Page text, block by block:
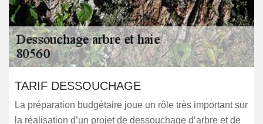
TARIF DESSOUCHAGE
La préparation budgétaire joue un rôle très important sur
la réalisation d’un projet de dessouchage d’arbre et de